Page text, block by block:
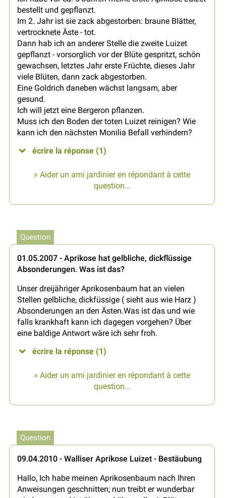
bestellt und gepflanzt.
Im 2. Jahr ist sie zack abgestorben: braune Blätter,
vertrocknete Äste - tot.
Dann hab ich an anderer Stelle die zweite Luizet
gepflanzt - vorsorglich vor der Blüte gespritzt, schön
gewachsen, letztes Jahr erste Früchte, dieses Jahr
viele Blüten, dann zack abgestorben.
Eine Goldrich daneben wächst langsam, aber
gesund.
Ich will jetzt eine Bergeron pflanzen.
Muss ich den Boden der toten Luizet reinigen? Wie
kann ich den nächsten Monilia Befall verhindern?
écrire la réponse (1)
» Aider un ami jardinier en répondant à cette
question...
Question
01.05.2007 - Aprikose hat gelbliche, dickflüssige
Absonderungen. Was ist das?
Unser dreijähriger Aprikosenbaum hat an vielen
Stellen gelbliche, dickfüssige ( sieht aus wie Harz )
Absonderungen an den Ästen.Was ist das und wie
falls krankhaft kann ich dagegen vorgehen? Über
eine baldige Antwort wäre ich sehr froh.
écrire la réponse (1)
» Aider un ami jardinier en répondant à cette
question...
Question
09.04.2010 - Walliser Aprikose Luizet - Bestäubung
Hallo, Ich habe meinen Aprikosenbaum nach Ihren
Anweisungen geschnitten; nun treibt er wunderbar